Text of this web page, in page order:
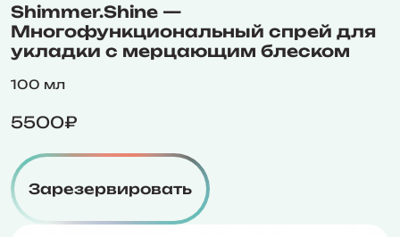
Shimmer.Shine —
Многофункциональный спрей для
укладки с мерцающим блеском
100 мл
5500₽
Зарезервировать